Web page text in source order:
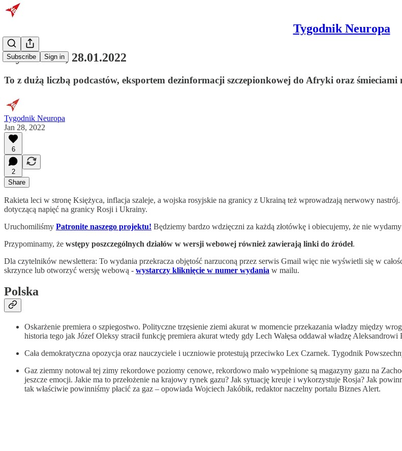
Tygodnik Neuropa
Subscribe Sign in
Wydanie 65, 28.01.2022
To z dużą liczbą podcastów, eksportem dezinformacji szczepionkowej do Afryki oraz śmieciami
Tygodnik Neuropa
Jan 28, 2022
6
2
Share
Rakieta leci w stronę Księżyca, inflacja szaleje, a wojska rosyjskie na granicy z Ukrainą też wprowadzają nerwowy
dotyczącą napięć na granicy Rosji i Ukrainy.
Uruchomiliśmy Patronite naszego projektu! Będziemy bardzo wdzięczni za każdą złotówkę i obiecujemy, że nie
Przypominamy, że wstępy poszczególnych działów w wersji webowej również zawierają linki do źródeł.
Dla czytelników newslettera: To wydania przekracza objętość narzuconą przez serwis Gmail więc nie wyświetli się w
skrzynce lub otworzyć wersję webową - wystarczy kliknięcie w numer wydania w mailu.
Polska
Oskarżenie premiera o szpiegostwo. Polityczne trzęsienie ziemi akurat w momencie przekazania władzy między
historia tego jak Józef Oleksy stracił funkcję premiera akurat wtedy gdy Lech Wałęsa oddawał władzę
Cała demokratyczna opozycja oraz nauczyciele i uczniowie protestują przeciwko Lex Czarnek. Tygodnik
Gaz ziemny notował tej zimy rekordowe poziomy cenowe, rekordowo mało wypełnione są magazyny gazu na
jeszcze emocji. Jakie ma to przełożenie na krajowy rynek gazu? Jak sytuację kreuje i wykorzystuje Rosja? Jak
tak właściwie powinniśmy płacić za gaz – opowiada Wojciech Jakóbik, redaktor naczelny portalu Biznes Alert.